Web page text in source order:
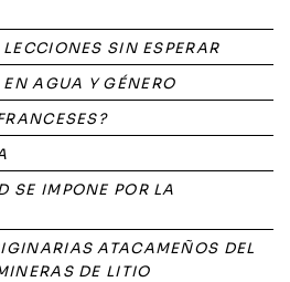
SIN ESPERAR
AGUA Y GÉNERO
SE IMPONE POR LA
ATACAMEÑOS DEL
DE LITIO